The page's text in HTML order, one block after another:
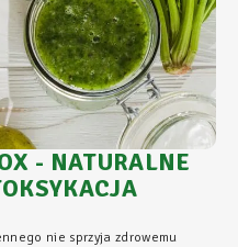
- NATURALNE
nie sprzyja zdrowemu